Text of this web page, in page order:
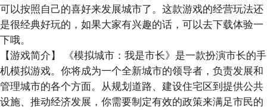
可以按照自己的喜好来发展城市了。这款游戏的经营玩法还
是很经典好玩的，如果大家有兴趣的话，可以去下载体验一
下哦。
【游戏简介】
《模拟城市：我是市长》是一款扮演市长的手
机模拟游戏。你将成为一个全新城市的领导者，负责发展和
管理城市的各个方面。从规划道路、建设住宅区到提供公共
设施、推动经济发展，你需要制定有效的政策来满足市民的